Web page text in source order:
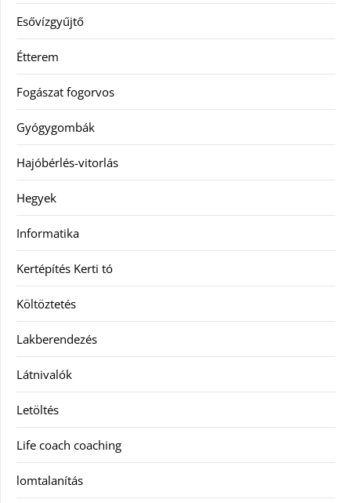
Esővízgyűjtő
Étterem
Fogászat fogorvos
Gyógygombák
Hajóbérlés-vitorlás
Hegyek
Informatika
Kertépítés Kerti tó
Költöztetés
Lakberendezés
Látnivalók
Letöltés
Life coach coaching
lomtalanítás